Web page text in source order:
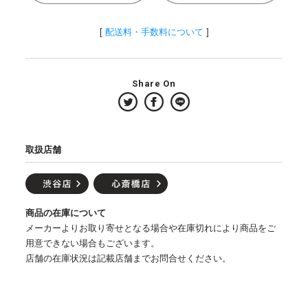
[ 配送料・手数料について ]
Share On
取扱店舗
商品の在庫について
メーカーよりお取り寄せとなる場合や在庫切れにより商品をご
用意できない場合もございます。
店舗の在庫状況は記載店舗までお問合せください。